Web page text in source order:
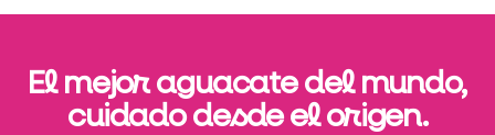
El mejor aguacate del mundo,
cuidado desde el origen.